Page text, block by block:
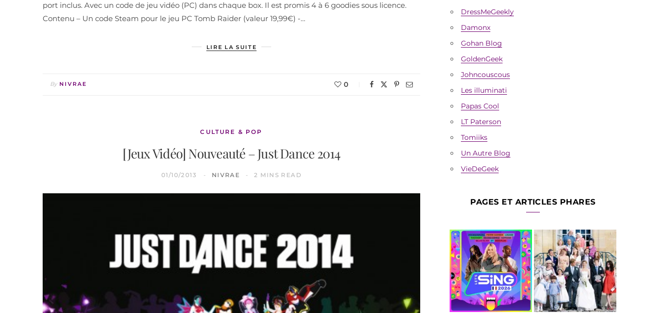
port inclus. Avec un code de jeu vidéo (PC) dans chaque box. Il est promis 4 à 6 goodies sous licence.
Contenu – Un code Steam pour le jeu PC Tomb Raider (valeur 19,99€) -…
LIRE LA SUITE
By NIVRAE 0
CULTURE & POP
[Jeux Vidéo] Nouveauté – Just Dance 2014
01/10/2013 NIVRAE 2 MINS READ
DressMeGeekly
Damonx
Gohan Blog
GoldenGeek
Johncouscous
Les illuminati
Papas Cool
LT Paterson
Tomiiks
Un Autre Blog
VieDeGeek
PAGES ET ARTICLES PHARES